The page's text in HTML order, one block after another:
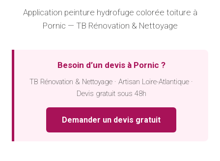
Application peinture hydrofuge colorée toiture à
Pornic — TB Rénovation & Nettoyage
Besoin d’un devis à Pornic ?
TB Rénovation & Nettoyage · Artisan Loire-Atlantique ·
Devis gratuit sous 48h
Demander un devis gratuit